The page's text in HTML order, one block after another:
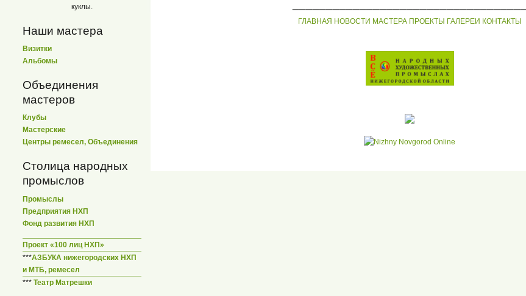
куклы.
Наши мастера
Визитки
Альбомы
Объединения
мастеров
Клубы
Мастерские
Центры ремесел, Объединения
Столица народных
промыслов
Промыслы
Предприятия НХП
Фонд развития НХП
Проект «100 лиц НХП»
***АЗБУКА нижегородских НХП
и МТБ, ремесел
*** Театр Матрешки
ГЛАВНАЯ НОВОСТИ МАСТЕРА ПРОЕКТЫ ГАЛЕРЕИ КОНТАКТЫ